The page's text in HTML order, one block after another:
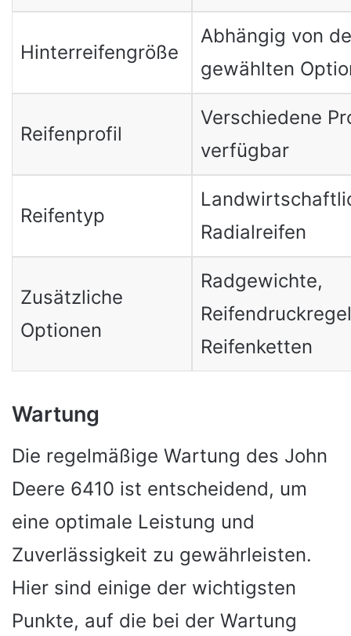
Hinterreifengröße
Abhängig von
gewählten
Reifenprofil
Verschiedene
verfügbar
Reifentyp
Radialreifen
Zusätzliche
Optionen
Radgewichte,
Reifenketten
Wartung
Die regelmäßige Wartung des John
Deere 6410 ist entscheidend, um
eine optimale Leistung und
Zuverlässigkeit zu gewährleisten.
Hier sind einige der wichtigsten
Punkte, auf die bei der Wartung